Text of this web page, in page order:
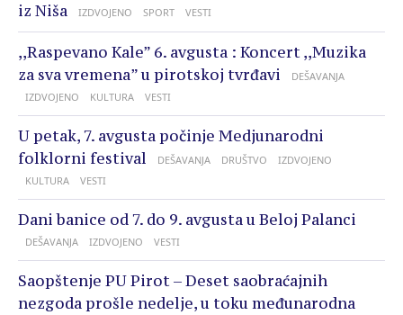
iz Niša
IZDVOJENO SPORT VESTI
,,Raspevano Kale” 6. avgusta : Koncert ,,Muzika
za sva vremena” u pirotskoj tvrđavi
DEŠAVANJA
IZDVOJENO
KULTURA VESTI
U petak, 7. avgusta počinje Medjunarodni
folklorni festival
DEŠAVANJA DRUŠTVO
IZDVOJENO
KULTURA
VESTI
Dani banice od 7. do 9. avgusta u Beloj Palanci
DEŠAVANJA IZDVOJENO VESTI
Saopštenje PU Pirot – Deset saobraćajnih
nezgoda prošle nedelje, u toku međunarodna